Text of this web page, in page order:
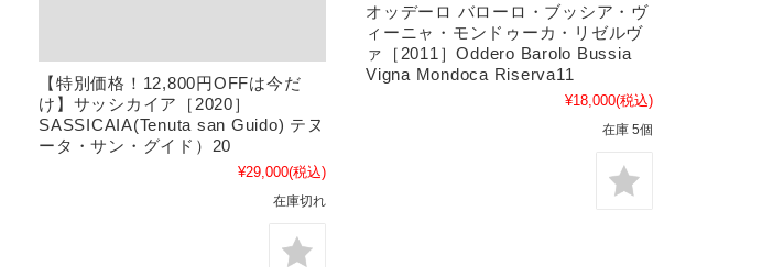
【特別価格！12,800円OFFは今だ
け】サッシカイア［2020］
SASSICAIA(Tenuta san Guido) テヌ
ータ・サン・グイド）20
¥29,000(税込)
在庫切れ
オッデーロ バローロ・ブッシア・ヴ
ィーニャ・モンドゥーカ・リゼルヴ
ァ［2011］Oddero Barolo Bussia
Vigna Mondoca Riserva11
¥18,000(税込)
在庫 5個